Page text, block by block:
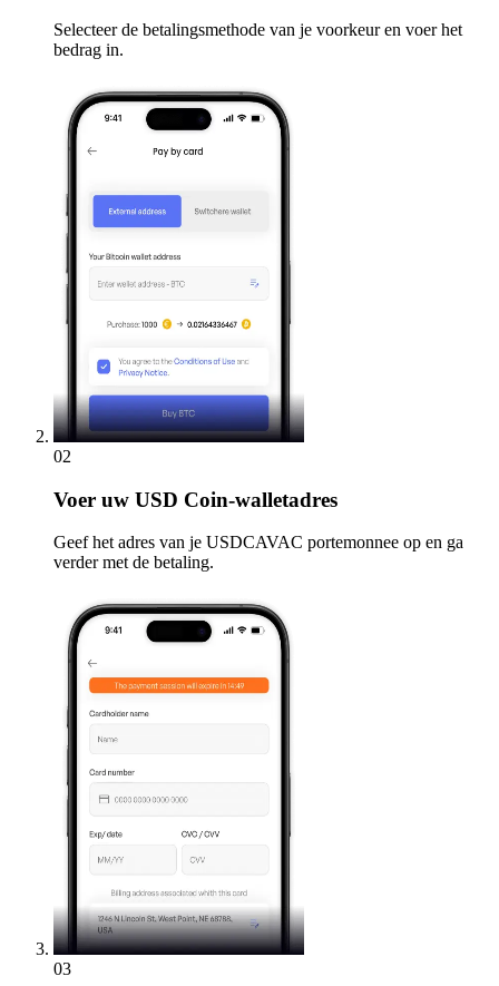
Selecteer de betalingsmethode van je voorkeur en voer het
bedrag in.
02
Voer uw USD Coin-walletadres
Geef het adres van je USDCAVAC portemonnee op en ga
verder met de betaling.
03